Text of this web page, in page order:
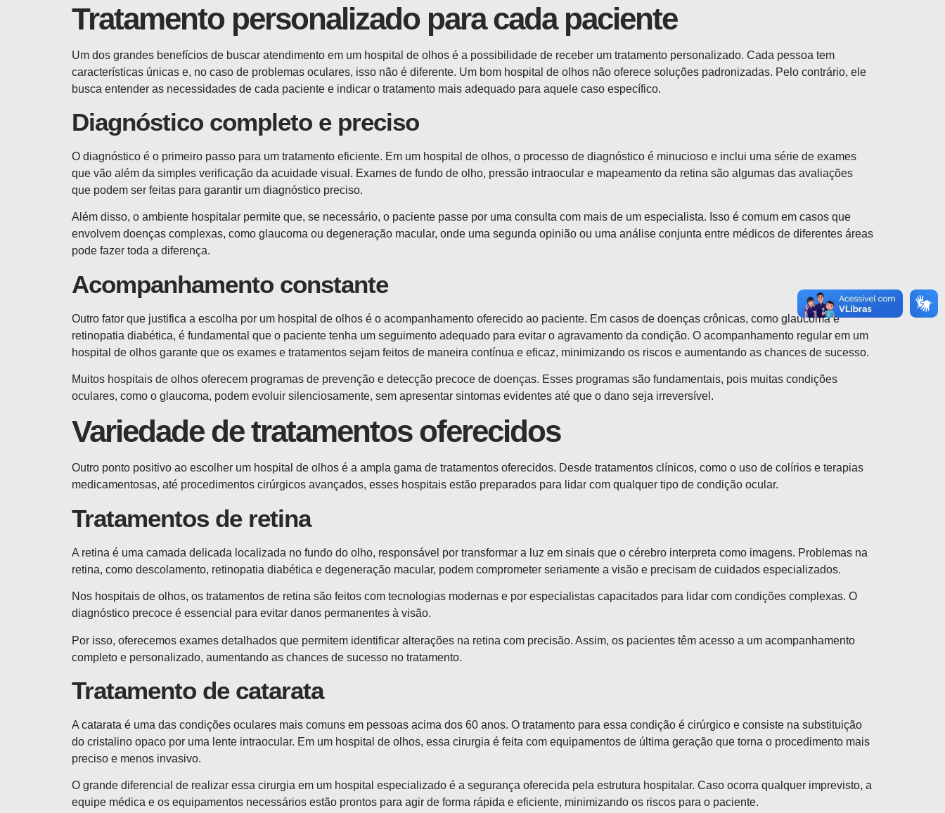
Tratamento personalizado para cada paciente
Um dos grandes benefícios de buscar atendimento em um hospital de olhos é a possibilidade de receber um tratamento personalizado. Cada pessoa tem
características únicas e, no caso de problemas oculares, isso não é diferente. Um bom hospital de olhos não oferece soluções padronizadas. Pelo contrário, ele
busca entender as necessidades de cada paciente e indicar o tratamento mais adequado para aquele caso específico.
Diagnóstico completo e preciso
O diagnóstico é o primeiro passo para um tratamento eficiente. Em um hospital de olhos, o processo de diagnóstico é minucioso e inclui uma série de exames
que vão além da simples verificação da acuidade visual. Exames de fundo de olho, pressão intraocular e mapeamento da retina são algumas das avaliações
que podem ser feitas para garantir um diagnóstico preciso.
Além disso, o ambiente hospitalar permite que, se necessário, o paciente passe por uma consulta com mais de um especialista. Isso é comum em casos que
envolvem doenças complexas, como glaucoma ou degeneração macular, onde uma segunda opinião ou uma análise conjunta entre médicos de diferentes áreas
pode fazer toda a diferença.
Acompanhamento constante
Outro fator que justifica a escolha por um hospital de olhos é o acompanhamento oferecido ao paciente. Em casos de doenças crônicas, como glaucoma e
retinopatia diabética, é fundamental que o paciente tenha um seguimento adequado para evitar o agravamento da condição. O acompanhamento regular em um
hospital de olhos garante que os exames e tratamentos sejam feitos de maneira contínua e eficaz, minimizando os riscos e aumentando as chances de sucesso.
Muitos hospitais de olhos oferecem programas de prevenção e detecção precoce de doenças. Esses programas são fundamentais, pois muitas condições
oculares, como o glaucoma, podem evoluir silenciosamente, sem apresentar sintomas evidentes até que o dano seja irreversível.
Variedade de tratamentos oferecidos
Outro ponto positivo ao escolher um hospital de olhos é a ampla gama de tratamentos oferecidos. Desde tratamentos clínicos, como o uso de colírios e terapias
medicamentosas, até procedimentos cirúrgicos avançados, esses hospitais estão preparados para lidar com qualquer tipo de condição ocular.
Tratamentos de retina
A retina é uma camada delicada localizada no fundo do olho, responsável por transformar a luz em sinais que o cérebro interpreta como imagens. Problemas na
retina, como descolamento, retinopatia diabética e degeneração macular, podem comprometer seriamente a visão e precisam de cuidados especializados.
Nos hospitais de olhos, os tratamentos de retina são feitos com tecnologias modernas e por especialistas capacitados para lidar com condições complexas. O
diagnóstico precoce é essencial para evitar danos permanentes à visão.
Por isso, oferecemos exames detalhados que permitem identificar alterações na retina com precisão. Assim, os pacientes têm acesso a um acompanhamento
completo e personalizado, aumentando as chances de sucesso no tratamento.
Tratamento de catarata
A catarata é uma das condições oculares mais comuns em pessoas acima dos 60 anos. O tratamento para essa condição é cirúrgico e consiste na substituição
do cristalino opaco por uma lente intraocular. Em um hospital de olhos, essa cirurgia é feita com equipamentos de última geração que torna o procedimento mais
preciso e menos invasivo.
O grande diferencial de realizar essa cirurgia em um hospital especializado é a segurança oferecida pela estrutura hospitalar. Caso ocorra qualquer imprevisto, a
equipe médica e os equipamentos necessários estão prontos para agir de forma rápida e eficiente, minimizando os riscos para o paciente.